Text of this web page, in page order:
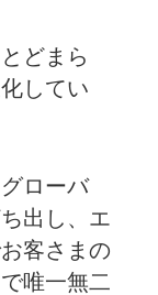
どまら
してい
ローバ
出し、エ
客さまの
唯一無二